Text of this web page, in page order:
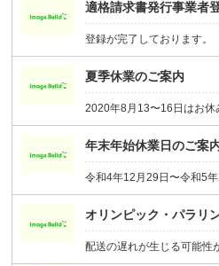
適格請求書発行事業者
登録が完了しております。
夏季休業のご案内
2020年8月13〜16日はお休
年末年始休業日のご案
令和4年12月29日〜令和5
オリンピック・パラリ
配送の遅れが生じる可能性